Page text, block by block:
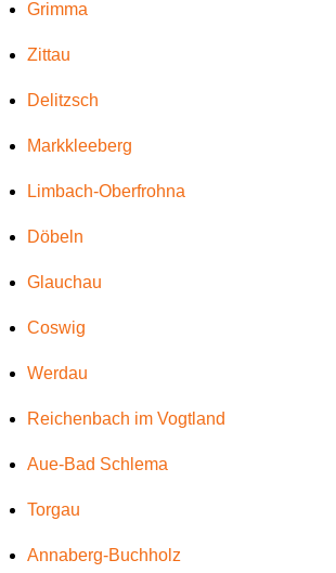
Grimma
Zittau
Delitzsch
Markkleeberg
Limbach-Oberfrohna
Döbeln
Glauchau
Coswig
Werdau
Reichenbach im Vogtland
Aue-Bad Schlema
Torgau
Annaberg-Buchholz